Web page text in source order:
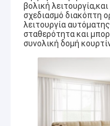
βολική
σχεδιασμό διακόπτη
λειτουργία
σταθερότητα και
συνολική δομή